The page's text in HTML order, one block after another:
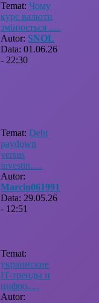
Temat:Чому
курс валюти
змінюється .....
Autor: SNOL
Data: 01.06.26
- 22:30
Temat:Debt
paydown
versus
investin.....
Autor:
Marcin061991
Data: 29.05.26
- 12:51
Temat:
украинские
IT-тренды и
цифро.....
Autor: